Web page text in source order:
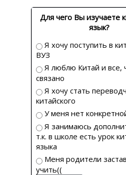
Для чего Вы изучаете
язык?
Я хочу поступить в
ВУЗ
Я люблю Китай и все,
связано
Я хочу стать
китайского
У меня нет
Я занимаюсь
т.к. в школе есть урок
языка
Меня родители
учить((